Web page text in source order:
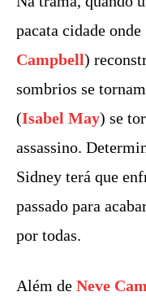
pacata cidade
Campbell)
sombrios se
(Isabel May) se
assassino.
Sidney terá que
passado para
por todas.
Além de Neve